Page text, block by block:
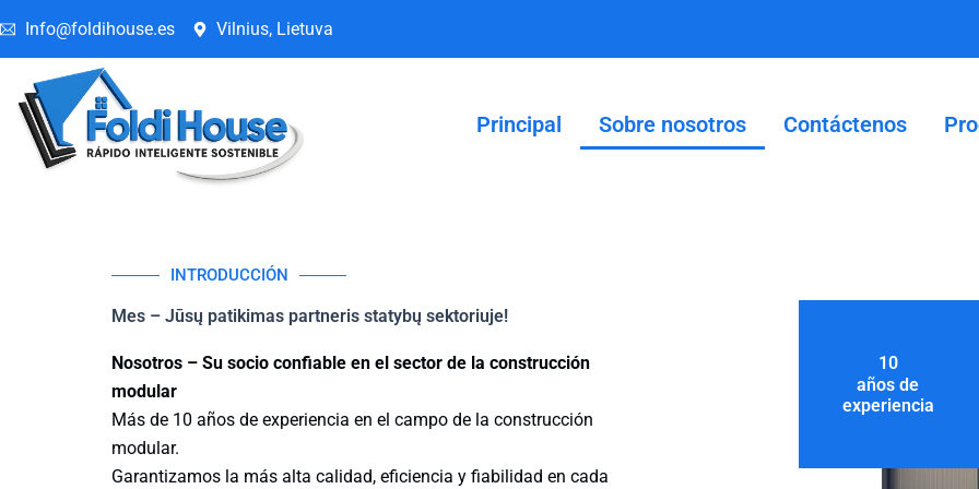
to
Info@foldihouse.es Vilnius, Lietuva
Principal Sobre nosotros Contáctenos
INTRODUCCIÓN
Mes – Jūsų patikimas partneris statybų sektoriuje!
Nosotros – Su socio confiable en el sector de la construcción
modular
Más de 10 años de experiencia en el campo de la construcción
modular.
Garantizamos la más alta calidad, eficiencia y fiabilidad en cada
10
años de
experiencia